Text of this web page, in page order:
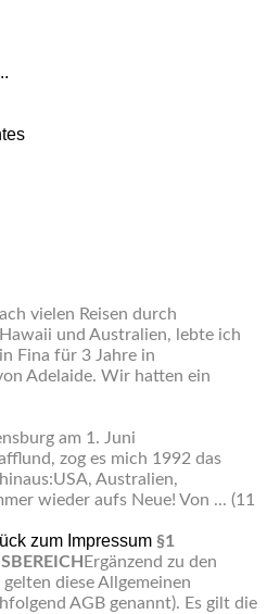
vielen Reisen durch
und Australien, lebte ich
Fina für 3 Jahre in
Adelaide. Wir hatten ein
am 1. Juni
zog es mich 1992 das
Australien,
wieder aufs Neue! Von ... (11
zum Impressum §1
Ergänzend zu den
diese Allgemeinen
AGB genannt). Es gilt die